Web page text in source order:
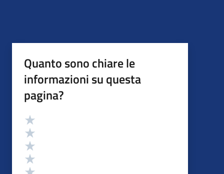
Quanto sono chiare le
informazioni su questa
pagina?
Valutazione